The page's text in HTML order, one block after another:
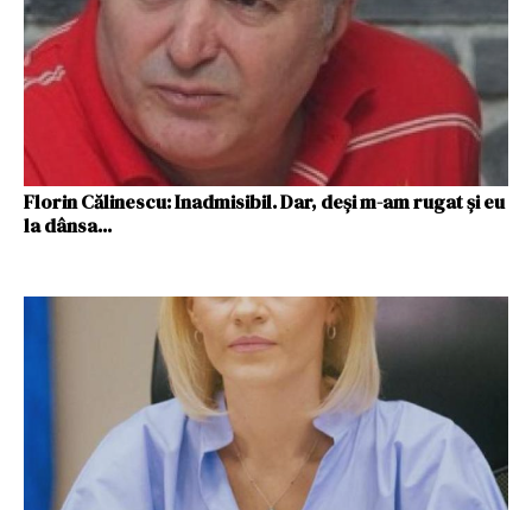
Florin Călinescu: Inadmisibil. Dar, deşi m-am rugat şi eu
la dânsa...